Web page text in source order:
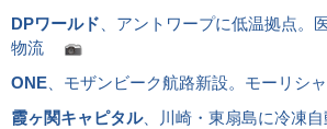
DPワールド 、アントワープに低温拠点。
物流
ONE 、モザンビーク航路新設。モーリシ
霞ヶ関キャピタル、川崎・東扇島に冷凍